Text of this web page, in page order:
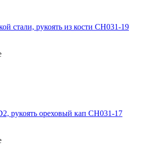
стали, рукоять из кости CH031-19
рукоять ореховый кап CH031-17